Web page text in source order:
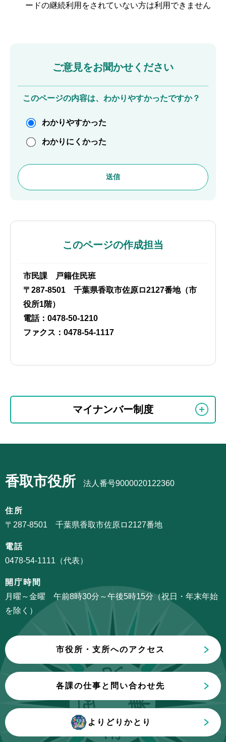
ードの継続利用をされていない方は利用できません
ご意見をお聞かせください
このページの内容は、わかりやすかったですか？
わかりやすかった
わかりにくかった
このページの作成担当
市民課 戸籍住民班
〒287-8501 千葉県香取市佐原ロ2127番地（市
役所1階）
電話：0478-50-1210
ファクス：0478-54-1117
こ
ビ
ー
シ
ン
こ
こ
か
マイナンバー制度
ナ
ゲ
ー
ョ
ン
こ
こ
ま
香取市役所 法人番号9000020122360
住所
〒287-8501 千葉県香取市佐原ロ2127番地
電話
0478-54-1111（代表）
開庁時間
月曜～金曜 午前8時30分～午後5時15分（祝日・年末年始
を除く）
市役所・支所へのアクセス
各課の仕事と問い合わせ先
よりどりかとり